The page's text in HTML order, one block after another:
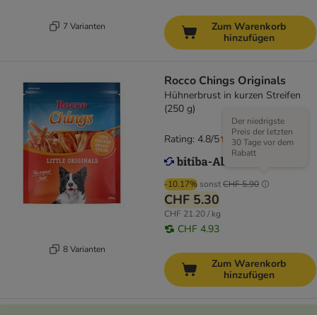
7 Varianten
Zum Warenkorb
hinzufügen
8 Varianten
Rocco Chings Originals
Hühnerbrust in kurzen Streifen
(250 g)
-10.17% sonstCHF 5.90
Der niedrigste
Preis der letzten
30 Tage vor dem
Rabatt
CHF 5.30
CHF 21.20 / kg
CHF 4.93
Rating: 4.8/5 (117
Zum Warenkorb
hinzufügen